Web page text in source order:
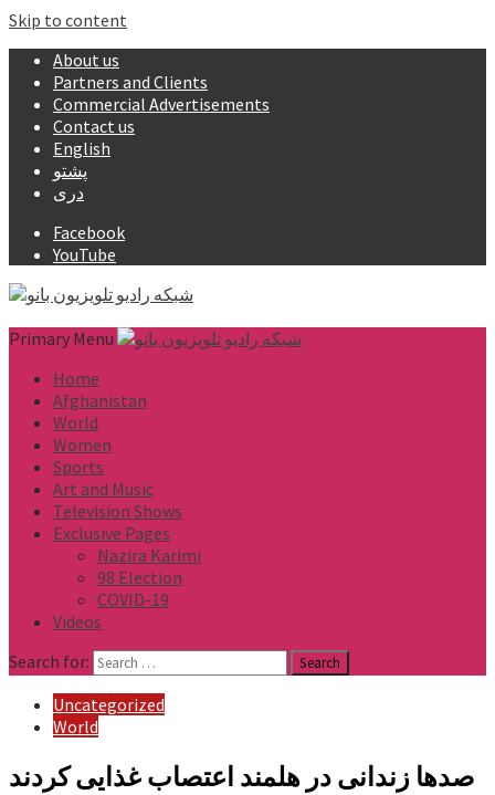
Skip to content
About us
Partners and Clients
Commercial Advertisements
Contact us
English
پشتو
دری
Facebook
YouTube
Primary Menu
Home
Afghanistan
World
Women
Sports
Art and Music
Television Shows
Exclusive Pages
Nazira Karimi
98 Election
COVID-19
Videos
Search for:
Uncategorized
World
صدها زندانی در هلمند اعتصاب غذایی کردند